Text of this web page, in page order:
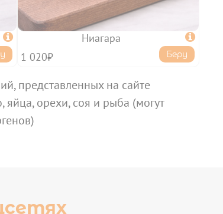
 Ниагара 
1 020₽ Беру
представленных на сайте
яйца, орехи, соя и рыба (могут